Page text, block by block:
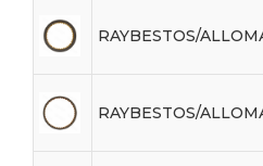
RAYBESTOS/
RAYBESTOS/